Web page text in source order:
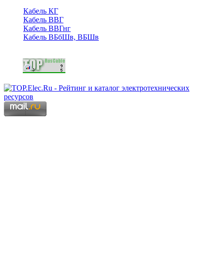
Кабель КГ
Кабель ВВГ
Кабель ВВГнг
Кабель ВБбШв, ВБШв